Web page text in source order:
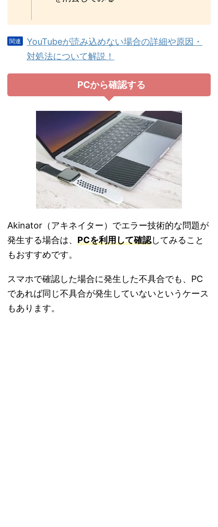
YouTubeが読み込めない場合の詳細や原因・
対処法について解説！
PCから確認する
Akinator（アキネイター）でエラー技術的な問題が
発生する場合は、 PCを利用して確認してみること
もおすすめです。
スマホで確認した場合に発生した不具合でも、PC
であれば同じ不具合が発生していないというケース
もあります。